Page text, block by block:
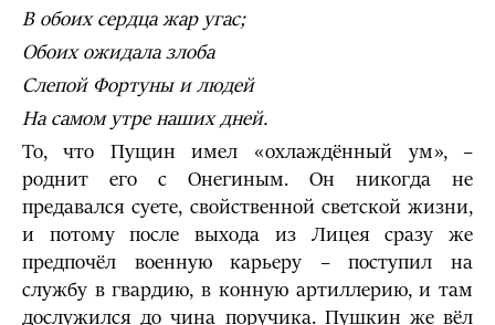
В обоих сердца жар угас;
Обоих ожидала злоба
Слепой Фортуны и людей
На самом утре наших дней.
То, что Пущин имел «охлаждённый ум», –
роднит его с Онегиным. Он никогда не
предавался суете, свойственной светской жизни,
и потому после выхода из Лицея сразу же
предпочёл военную карьеру – поступил на
службу в гвардию, в конную артиллерию, и там
дослужился до чина поручика. Пушкин же вёл